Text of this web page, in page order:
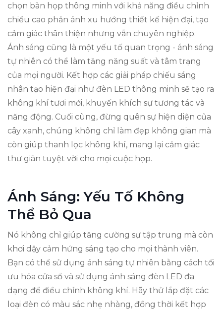
chọn bàn họp thông minh với khả năng điều chỉnh
chiều cao phản ánh xu hướng thiết kế hiện đại, tạo
cảm giác thân thiện nhưng vẫn chuyên nghiệp.
Ánh sáng cũng là một yếu tố quan trọng - ánh sáng
tự nhiên có thể làm tăng năng suất và tâm trạng
của mọi người. Kết hợp các giải pháp chiếu sáng
nhân tạo hiện đại như đèn LED thông minh sẽ tạo ra
không khí tươi mới, khuyến khích sự tương tác và
năng động. Cuối cùng, đừng quên sự hiện diện của
cây xanh, chúng không chỉ làm đẹp không gian mà
còn giúp thanh lọc không khí, mang lại cảm giác
thư giãn tuyệt vời cho mọi cuộc họp.
Ánh Sáng: Yếu Tố Không
Thể Bỏ Qua
Nó không chỉ giúp tăng cường sự tập trung mà còn
khơi dậy cảm hứng sáng tạo cho mọi thành viên.
Bạn có thể sử dụng ánh sáng tự nhiên bằng cách tối
ưu hóa cửa sổ và sử dụng ánh sáng đèn LED đa
dạng để điều chỉnh không khí. Hãy thử lắp đặt các
loại đèn có màu sắc nhẹ nhàng, đồng thời kết hợp